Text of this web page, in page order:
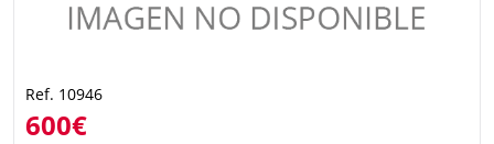
Ref. 10946
600€